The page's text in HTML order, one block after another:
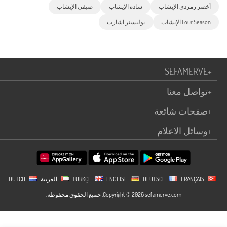
أخضر زمردي الإيشاب سادة الإيشاب صيفي الإيشاب
Four Season الإيشاب بوليستر اشارب
SEFAMERVE+
تواصل معنا+
صفحات شائعة+
وسائل الاعلام+
ENGLISH DEUTSCH FRANÇAIS العربية
Copyright © 2026 sefamerve.com, جميع الحقوق محفوظة.